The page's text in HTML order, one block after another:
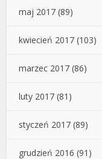
maj 2017 (89)
kwiecień 2017 (103)
marzec 2017 (86)
luty 2017 (81)
styczeń 2017 (89)
grudzień 2016 (91)